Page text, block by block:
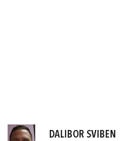
DALIBOR SVIBEN